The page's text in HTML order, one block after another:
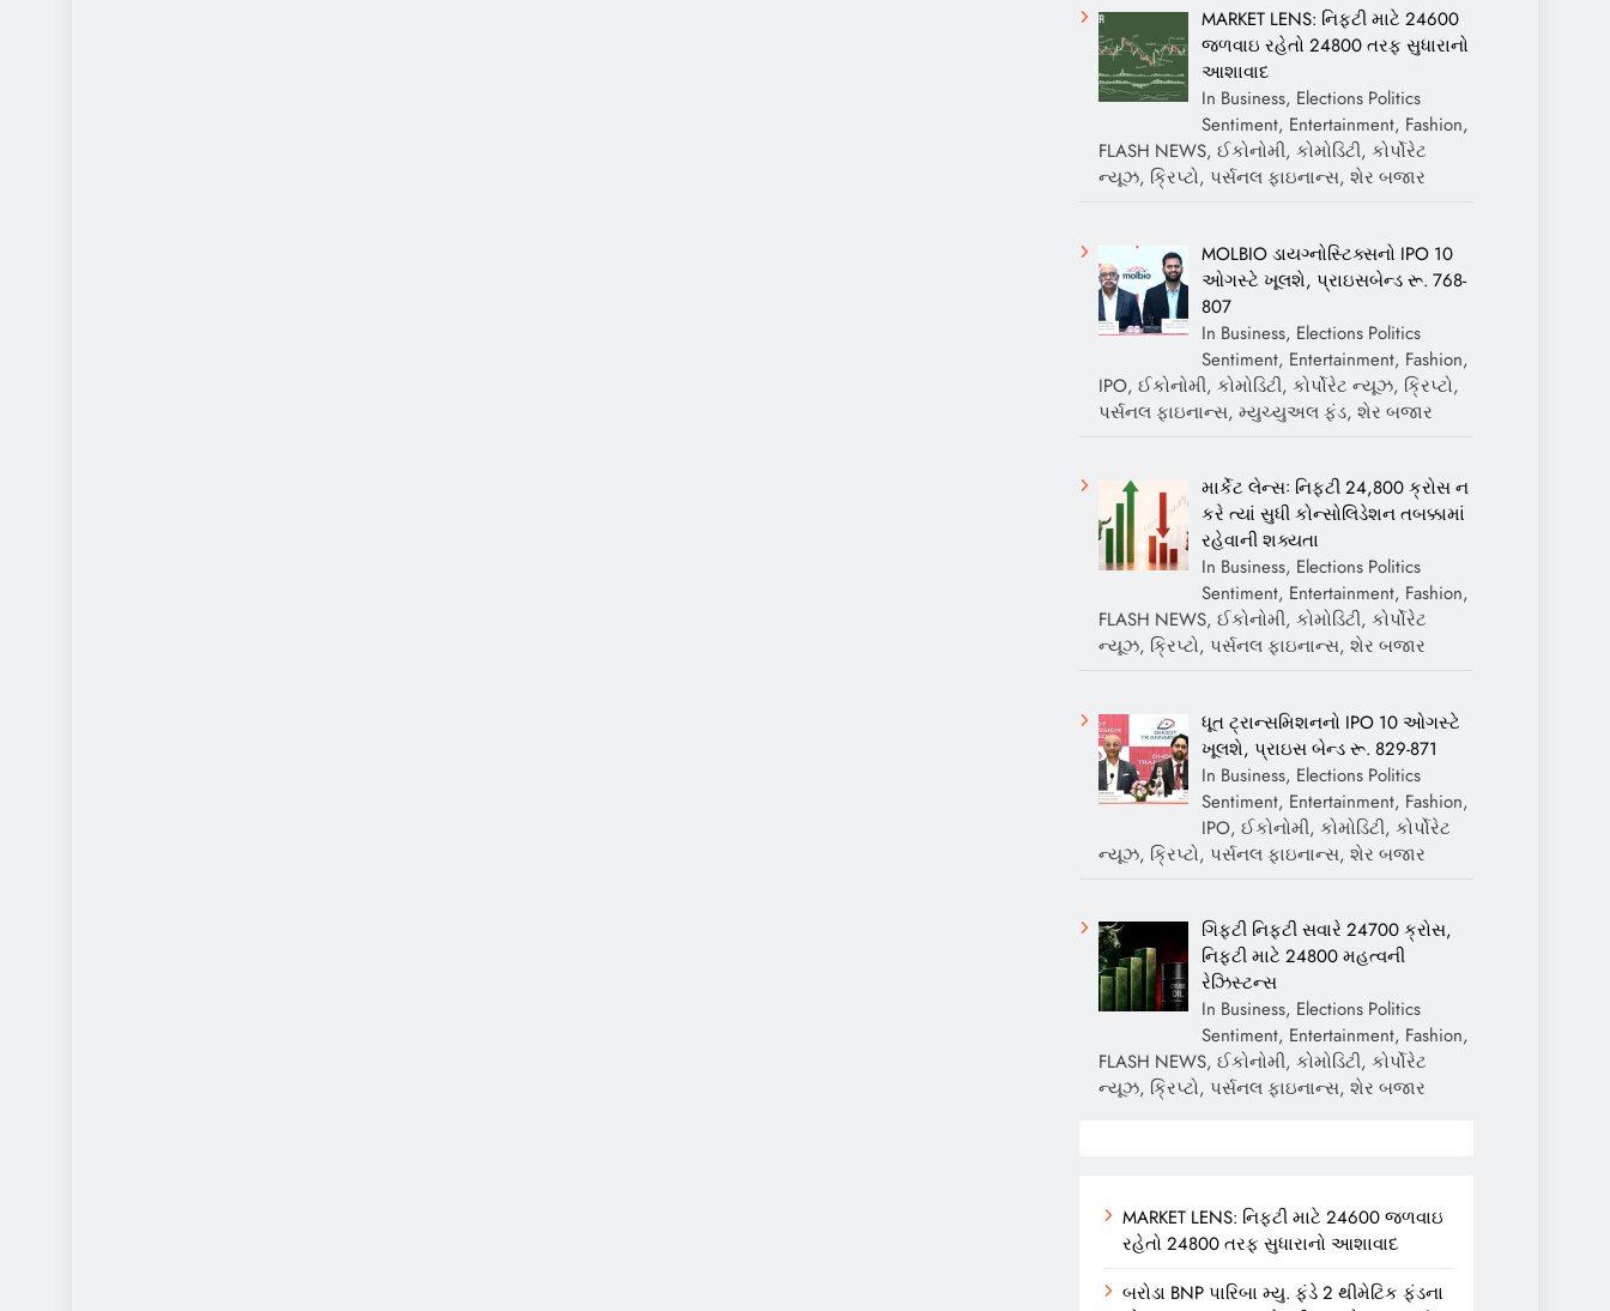
MARKET LENS: નિફ્ટી માટે 24600
જળવાઇ રહેતો 24800 તરફ સુધારાનો
આશાવાદ
In Business, Elections Politics
Sentiment, Entertainment, Fashion,
FLASH NEWS, ઈકોનોમી, કોમોડિટી, કોર્પોરેટ
ન્યૂઝ, ક્રિપ્ટો, પર્સનલ ફાઇનાન્સ, શેર બજાર
MOLBIO ડાયગ્નોસ્ટિક્સનો IPO 10
ઓગસ્ટે ખૂલશે, પ્રાઇસબેન્ડ રૂ. 768-
807
In Business, Elections Politics
Sentiment, Entertainment, Fashion,
IPO, ઈકોનોમી, કોમોડિટી, કોર્પોરેટ ન્યૂઝ, ક્રિપ્ટો,
પર્સનલ ફાઇનાન્સ, મ્યુચ્યુઅલ ફંડ, શેર બજાર
માર્કેટ લેન્સઃ નિફ્ટી 24,800 ક્રોસ ન
કરે ત્યાં સુધી કોન્સોલિડેશન તબક્કામાં
રહેવાની શક્યતા
In Business, Elections Politics
Sentiment, Entertainment, Fashion,
FLASH NEWS, ઈકોનોમી, કોમોડિટી, કોર્પોરેટ
ન્યૂઝ, ક્રિપ્ટો, પર્સનલ ફાઇનાન્સ, શેર બજાર
ધૂત ટ્રાન્સમિશનનો IPO 10 ઓગસ્ટે
ખૂલશે, પ્રાઇસ બેન્ડ રૂ. 829-871
In Business, Elections Politics
Sentiment, Entertainment, Fashion,
IPO, ઈકોનોમી, કોમોડિટી, કોર્પોરેટ
ન્યૂઝ, ક્રિપ્ટો, પર્સનલ ફાઇનાન્સ, શેર બજાર
ગિફ્ટી નિફ્ટી સવારે 24700 ક્રોસ,
નિફ્ટી માટે 24800 મહત્વની
રેઝિસ્ટન્સ
In Business, Elections Politics
Sentiment, Entertainment, Fashion,
FLASH NEWS, ઈકોનોમી, કોમોડિટી, કોર્પોરેટ
ન્યૂઝ, ક્રિપ્ટો, પર્સનલ ફાઇનાન્સ, શેર બજાર
MARKET LENS: નિફ્ટી માટે 24600 જળવાઇ
રહેતો 24800 તરફ સુધારાનો આશાવાદ
બરોડા BNP પારિબા મ્યુ. ફંડે 2 થીમેટિક ફંડના